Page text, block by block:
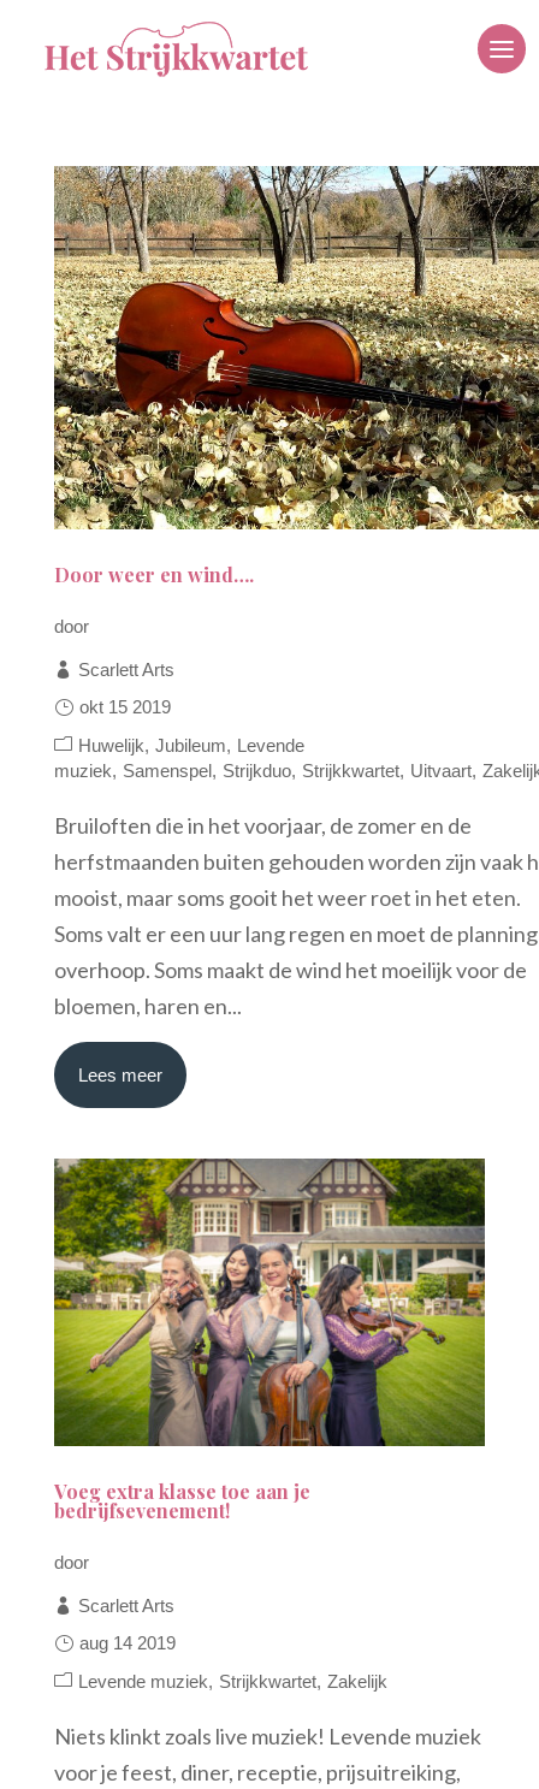
Door weer en wind….
door
Scarlett Arts
okt 15 2019
Huwelijk Jubileum
Levende
muziek
Samenspel Strijkduo Strijkkwartet Uitvaart
Bruiloften die in het voorjaar, de zomer en de
herfstmaanden buiten gehouden worden zijn vaak
mooist, maar soms gooit het weer roet in het eten.
Soms valt er een uur lang regen en moet de planning
overhoop. Soms maakt de wind het moeilijk voor de
bloemen, haren en...
Lees meer
Voeg extra klasse toe aan je
bedrijfsevenement!
door
Scarlett Arts
aug 14 2019
Levende muziek
Strijkkwartet Zakelijk
Niets klinkt zoals live muziek! Levende muziek
voor je feest, diner, receptie, prijsuitreiking,